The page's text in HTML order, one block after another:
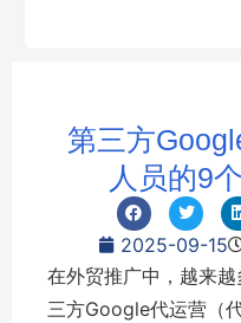
第三方
人员的9
2025-09-15
在外贸推广中，越来
三方Google代运营（